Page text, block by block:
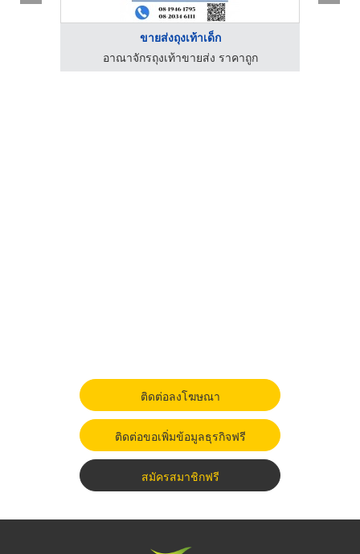
ขายส่งถุงเท้าเด็ก
อาณาจักรถุงเท้าขายส่ง ราคาถูก
ติดต่อลงโฆษณา
ติดต่อขอเพิ่มข้อมูลธุรกิจฟรี
สมัครสมาชิกฟรี